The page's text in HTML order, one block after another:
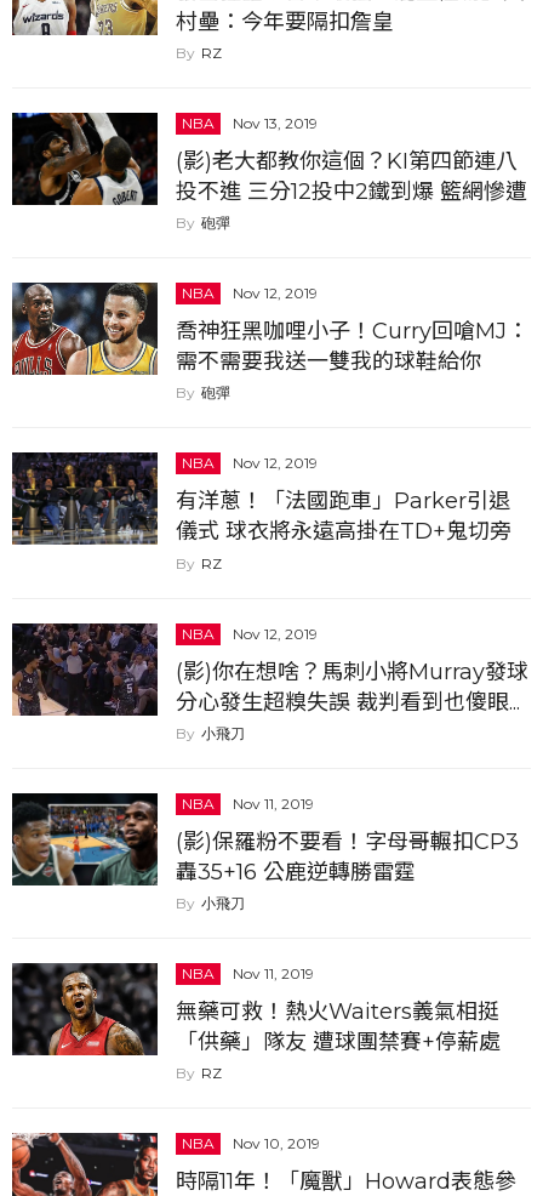
村壘：今年要隔扣詹皇
RZ
NBA Nov 13, 2019
(影)老大都教你這個？KI第四節連八
投不進 三分12投中2鐵到爆 籃網慘遭
爵士逆轉
砲彈
NBA Nov 12, 2019
喬神狂黑咖哩小子！Curry回嗆MJ：
需不需要我送一雙我的球鞋給你
砲彈
NBA Nov 12, 2019
有洋蔥！「法國跑車」Parker引退
儀式 球衣將永遠高掛在TD+鬼切旁
邊...RZ
NBA Nov 12, 2019
(影)你在想啥？馬刺小將Murray發球
分心發生超糗失誤 裁判看到也傻眼...
小飛刀
NBA Nov 11, 2019
(影)保羅粉不要看！字母哥輾扣CP3
轟35+16 公鹿逆轉勝雷霆
小飛刀
NBA Nov 11, 2019
無藥可救！熱火Waiters義氣相挺
「供藥」隊友 遭球團禁賽+停薪處
分...RZ
NBA Nov 10, 2019
時隔11年！「魔獸」Howard表態參